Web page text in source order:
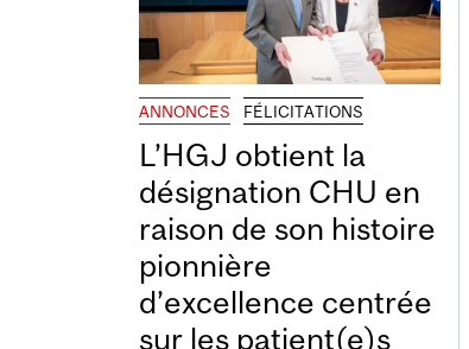
ANNONCES FÉLICITATIONS
L’HGJ obtient la
désignation CHU en
raison de son histoire
pionnière
d’excellence centrée
sur les patient(e)s